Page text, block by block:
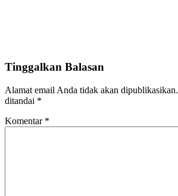
Tinggalkan Balasan
Alamat email Anda tidak akan dipublikasikan.
ditandai *
Komentar *